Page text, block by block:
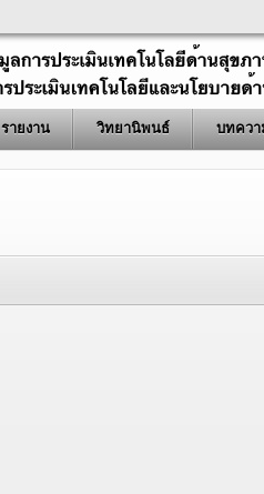
รายงาน วิทยานิพนธ์ บทควา